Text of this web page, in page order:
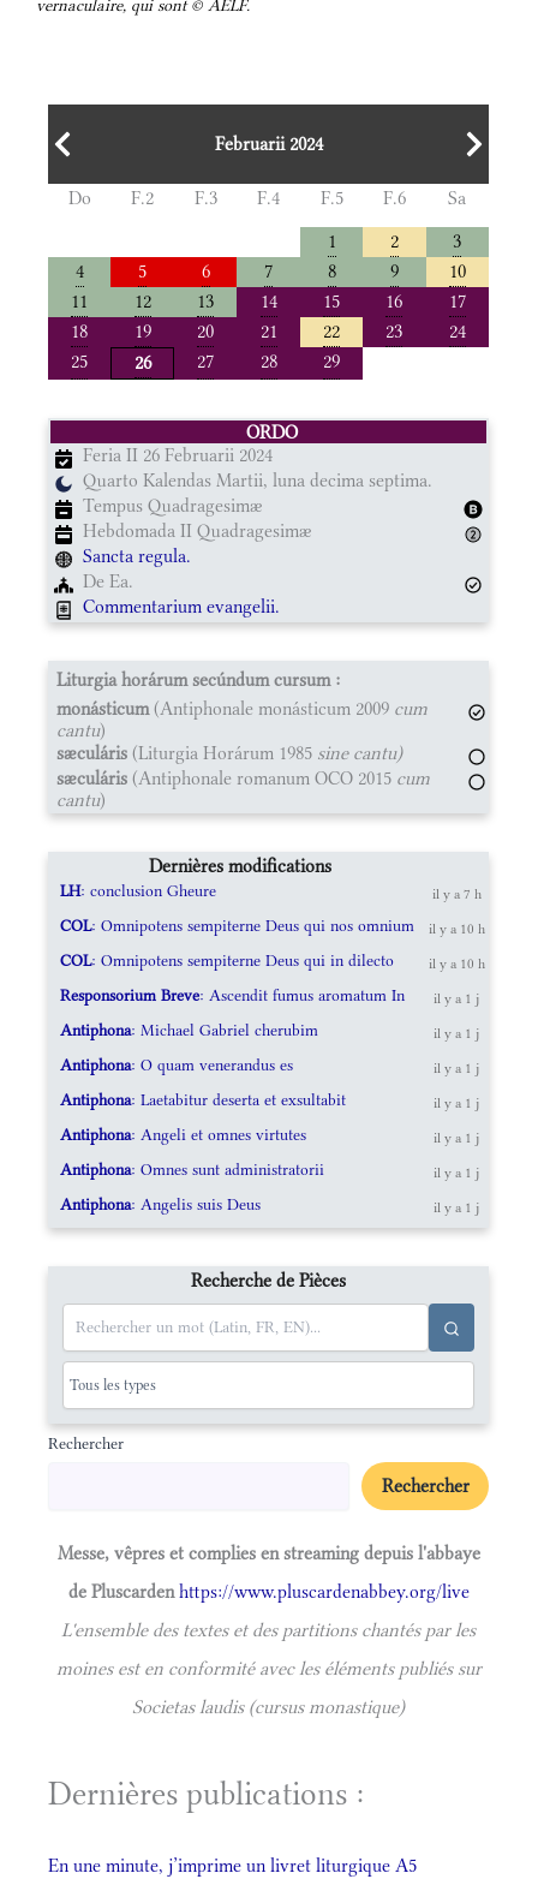
vernaculaire, qui sont © AELF.
Februarii 2024
Do F.2 F.3 F.4 F.5 F.6
Sa
1
2
3
4
5 6 7 8 9
10
11
12 13 14 15 16
17
18
19 20 21 22 23
24
25
26 27 28 29
ORDO
Feria II 26 Februarii 2024
Quarto Kalendas Martii, luna decima septima.
Tempus Quadragesimæ
Hebdomada II Quadragesimæ
Sancta regula.
De Ea.
Commentarium evangelii.
Liturgia horárum secúndum cursum :
monásticum(Antiphonale monásticum 2009 cum
cantu)
sæculáris (Liturgia Horárum 1985 sine cantu)
sæculáris (Antiphonale romanum OCO 2015 cum
cantu)
Dernières modifications
LH: conclusion Gheure il y a 7 h
COL: Omnipotens sempiterne Deus qui nos omnium il y a 10 h
COL: Omnipotens sempiterne Deus qui in dilecto il y a 10 h
Responsorium Breve: Ascendit fumus aromatum In il y a 1 j
Antiphona: Michael Gabriel cherubim il y a 1 j
Antiphona: O quam venerandus es il y a 1 j
Antiphona: Laetabitur deserta et exsultabit il y a 1 j
Antiphona: Angeli et omnes virtutes il y a 1 j
Antiphona: Omnes sunt administratorii il y a 1 j
Antiphona: Angelis suis Deus il y a 1 j
Recherche de Pièces
Rechercher
Rechercher
Messe, vêpres et complies en streaming depuis l'abbaye
de Pluscardenhttps://www.pluscardenabbey.org/live
L'ensemble des textes et des partitions chantés par les
moines est en conformité avec les éléments publiés sur
Societas laudis (cursus monastique)
Dernières publications :
En une minute, j’imprime un livret liturgique A5